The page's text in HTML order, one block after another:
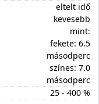
eltelt idő
kevesebb
mint:
fekete: 6.5
másodperc
színes: 7.0
másodperc
25 - 400 %